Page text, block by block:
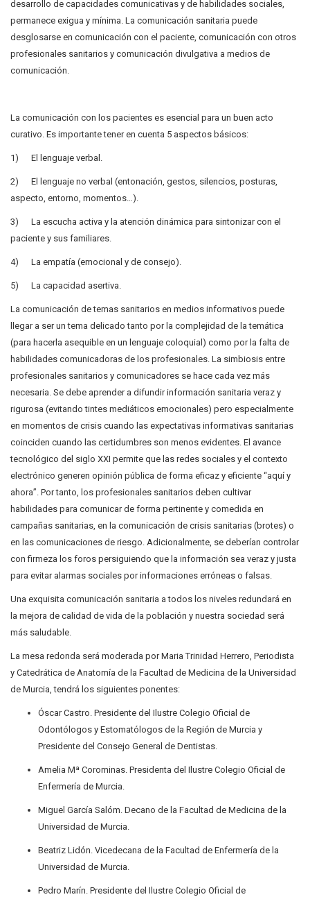
desarrollo de capacidades comunicativas y de habilidades sociales,
permanece exigua y mínima. La comunicación sanitaria puede
desglosarse en comunicación con el paciente, comunicación con otros
profesionales sanitarios y comunicación divulgativa a medios de
comunicación.
La comunicación con los pacientes es esencial para un buen acto
curativo. Es importante tener en cuenta 5 aspectos básicos:
1) El lenguaje verbal.
2) El lenguaje no verbal (entonación, gestos, silencios, posturas,
aspecto, entorno, momentos…).
3) La escucha activa y la atención dinámica para sintonizar con el
paciente y sus familiares.
4) La empatía (emocional y de consejo).
5) La capacidad asertiva.
La comunicación de temas sanitarios en medios informativos puede
llegar a ser un tema delicado tanto por la complejidad de la temática
(para hacerla asequible en un lenguaje coloquial) como por la falta de
habilidades comunicadoras de los profesionales. La simbiosis entre
profesionales sanitarios y comunicadores se hace cada vez más
necesaria. Se debe aprender a difundir información sanitaria veraz y
rigurosa (evitando tintes mediáticos emocionales) pero especialmente
en momentos de crisis cuando las expectativas informativas sanitarias
coinciden cuando las certidumbres son menos evidentes. El avance
tecnológico del siglo XXI permite que las redes sociales y el contexto
electrónico generen opinión pública de forma eficaz y eficiente “aquí y
ahora”. Por tanto, los profesionales sanitarios deben cultivar
habilidades para comunicar de forma pertinente y comedida en
campañas sanitarias, en la comunicación de crisis sanitarias (brotes) o
en las comunicaciones de riesgo. Adicionalmente, se deberían controlar
con firmeza los foros persiguiendo que la información sea veraz y justa
para evitar alarmas sociales por informaciones erróneas o falsas.
Una exquisita comunicación sanitaria a todos los niveles redundará en
la mejora de calidad de vida de la población y nuestra sociedad será
más saludable.
La mesa redonda será moderada por Maria Trinidad Herrero, Periodista
y Catedrática de Anatomía de la Facultad de Medicina de la Universidad
de Murcia, tendrá los siguientes ponentes:
Óscar Castro. Presidente del Ilustre Colegio Oficial de
Odontólogos y Estomatólogos de la Región de Murcia y
Presidente del Consejo General de Dentistas.
Amelia Mª Corominas. Presidenta del Ilustre Colegio Oficial de
Enfermería de Murcia.
Miguel García Salóm. Decano de la Facultad de Medicina de la
Universidad de Murcia.
Beatriz Lidón. Vicedecana de la Facultad de Enfermería de la
Universidad de Murcia.
Pedro Marín. Presidente del Ilustre Colegio Oficial de